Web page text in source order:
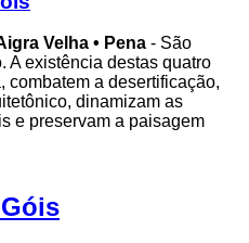
Velha • Pena - São
A existência destas quatro
combatem a desertificação,
dinamizam as
e preservam a paisagem